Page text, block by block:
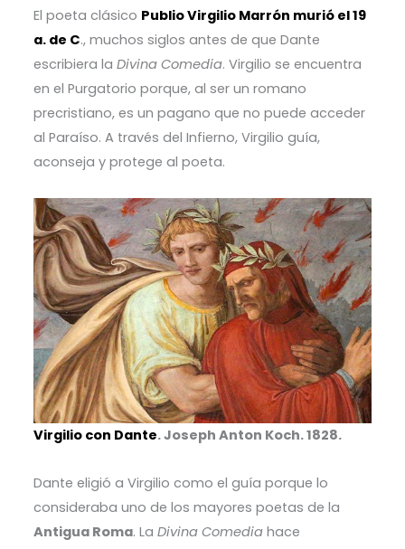
El poeta clásico Publio Virgilio Marrón murió el 19
a. de C., muchos siglos antes de que Dante
escribiera la Divina Comedia. Virgilio se encuentra
en el Purgatorio porque, al ser un romano
precristiano, es un pagano que no puede acceder
al Paraíso. A través del Infierno, Virgilio guía,
aconseja y protege al poeta.
Virgilio con Dante. Joseph Anton Koch. 1828.
Dante eligió a Virgilio como el guía porque lo
consideraba uno de los mayores poetas de la
Antigua Roma. La Divina Comediahace